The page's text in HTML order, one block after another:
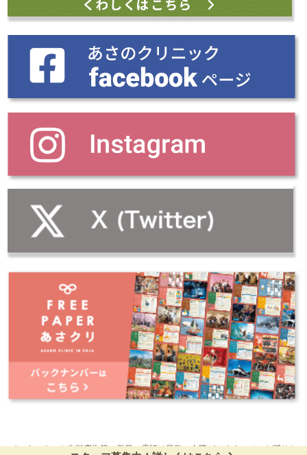
インターネット有料広告等、営業の電話は業務に支障がでますので、お断りし